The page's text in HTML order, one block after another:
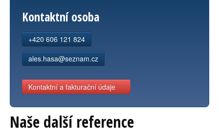
Kontaktní osoba
+420 606 121 824
ales.hasa@seznam.cz
Kontaktní a fakturační údaje
Naše další reference